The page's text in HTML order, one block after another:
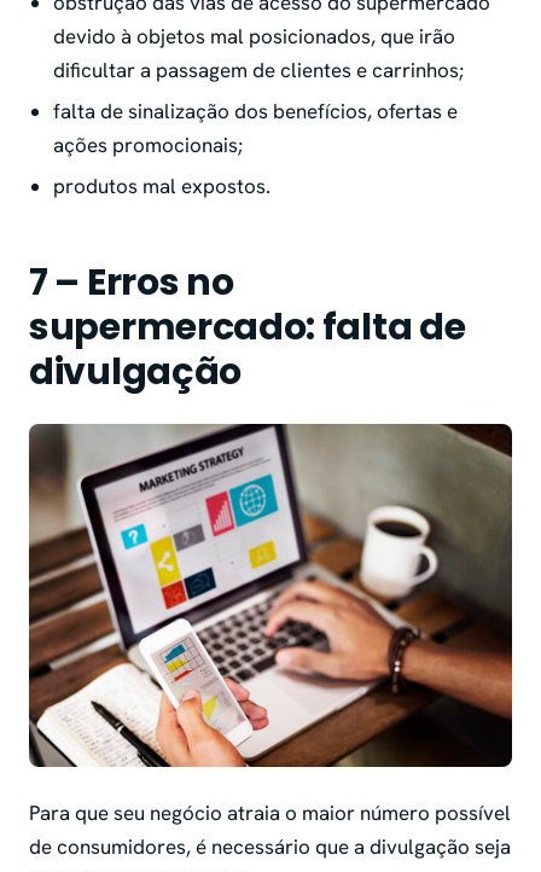
devido à objetos mal posicionados, que irão
dificultar a passagem de clientes e carrinhos;
falta de sinalização dos benefícios, ofertas e
ações promocionais;
produtos mal expostos.
7 – Erros no
supermercado: falta de
divulgação
Para que seu negócio atraia o maior número possível
de consumidores, é necessário que a divulgação seja